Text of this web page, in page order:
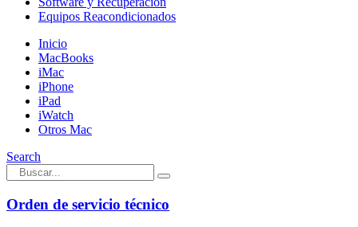
Equipos Reacondicionados
Inicio
MacBooks
iMac
iPhone
iPad
iWatch
Otros Mac
Search
Orden de servicio técnico